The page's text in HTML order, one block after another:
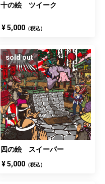
十の絵 ツイーク
¥ 5,000 （税込）
sold out
四の絵 スイーパー
¥ 5,000 （税込）